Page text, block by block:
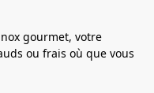
gourmet, votre
ou frais où que vous